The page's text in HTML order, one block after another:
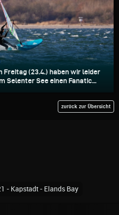
Freitag (23.4.) haben wir leider
Selenter See einen Fanatic...
zurück zur Übersicht
- Kapstadt - Elands Bay